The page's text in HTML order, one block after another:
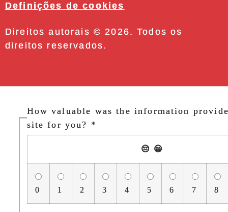
Definições de cookies
Direitos autorais © 2026. Todos os
direitos reservados.
How valuable was the information
site for you? *
😔 😀
0 1 2 3 4 5 6 7 8